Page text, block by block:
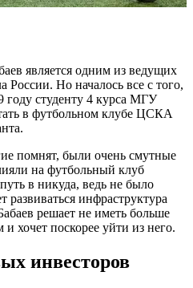
является одним из ведущих
Но началось все с того,
году студенту 4 курса МГУ
в футбольном клубе ЦСКА
помнят, были очень смутные
на футбольный клуб
в никуда, ведь не было
развиваться инфраструктура
решает не иметь больше
хочет поскорее уйти из него.
инвесторов